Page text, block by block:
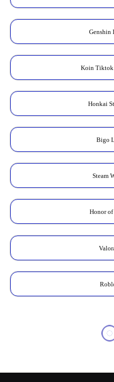
Genshin
Koin Tiktok
Honkai
Bigo
Steam
Honor
Cara